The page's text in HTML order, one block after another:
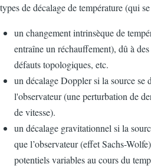
types de décalage de température (qui
un changement intrinsèque de
entraîne un réchauffement), dû à
défauts topologiques, etc.
un décalage Doppler si la source se
l'observateur (une perturbation de
de vitesse).
un décalage gravitationnel si la
que l’observateur (effet Sachs-
potentiels variables au cours du